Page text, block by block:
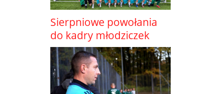
Sierpniowe powołania
do kadry młodziczek